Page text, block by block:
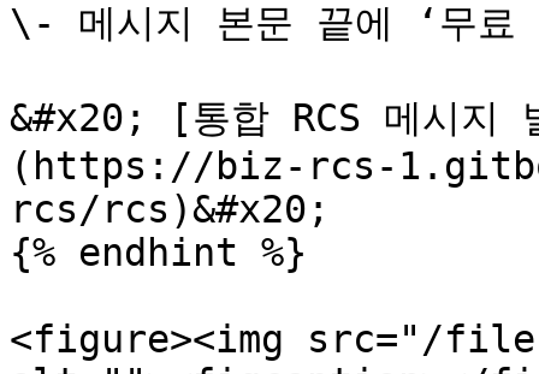
\- 메시지 본문 끝에 ‘무료
&#x20; [통합 RCS 메시지
(https://biz-rcs-
rcs/rcs)&#x20;
{% endhint %}
<figure><img src="/files/